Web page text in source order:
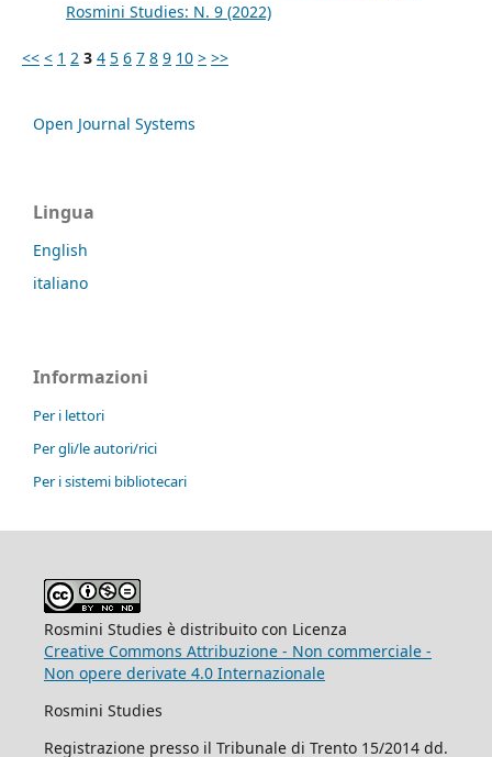
Rosmini Studies: N. 9 (2022)
<< < 1 2 3 4 5 6 7 8 9 10 > >>
Open Journal Systems
Lingua
English
italiano
Informazioni
Per i lettori
Per gli/le autori/rici
Per i sistemi bibliotecari
Rosmini Studies è distribuito con Licenza
Creative Commons Attribuzione - Non commerciale -
Non opere derivate 4.0 Internazionale
Rosmini Studies
Registrazione presso il Tribunale di Trento 15/2014 dd.